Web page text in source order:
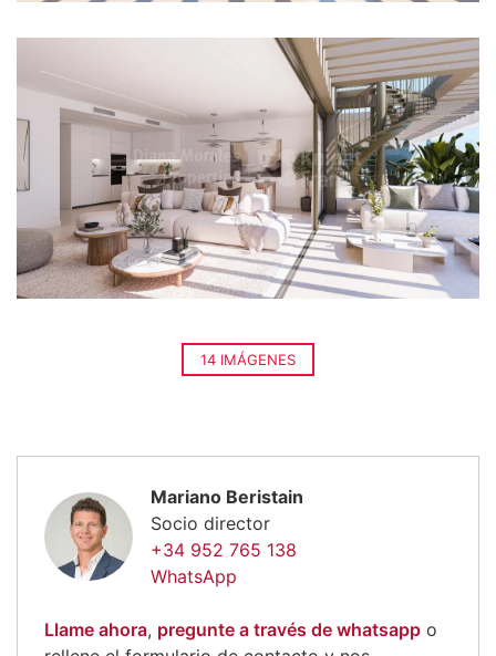
14 IMÁGENES
Mariano Beristain
Socio director
+34 952 765 138
WhatsApp
Llame ahora, pregunte a través de whatsapp o